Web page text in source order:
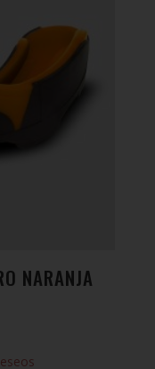
NARANJA